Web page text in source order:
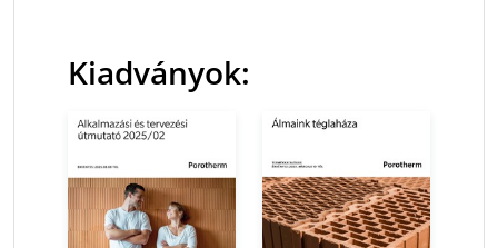
Kiadványok: